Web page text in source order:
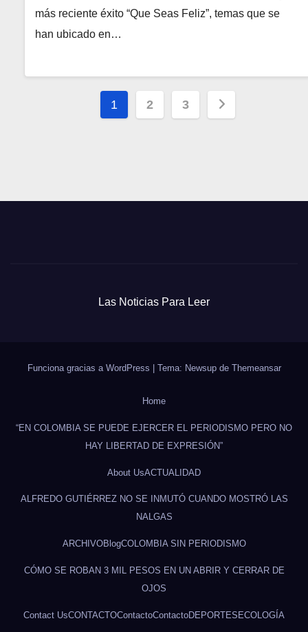
más reciente éxito “Que Seas Feliz”, temas que se
han ubicado en…
Paginación
1 2 3
Las Noticias Para Leer
Funciona gracias a WordPress | Tema: Newsup de Themeansar
Home
“EN COLOMBIA SE PUEDE EJERCER EL PERIODISMO PERO NO
HAY LIBERTAD DE EXPRESIÓN”
About UsACTUALIDAD
ALFREDO GUTIÉRREZ NO SE INMUTÓ CUANDO MOSTRÓ LAS
NALGAS
ARCHIVOBlogCOLOMBIA SIN PERIODISMO
CÓMO SE ROBAN 3 MIL PESOS EN UN ABRIR Y CERRAR DE
OJOS
Contact UsCONTACTOContactoContactoDEPORTESECOLOGÍA